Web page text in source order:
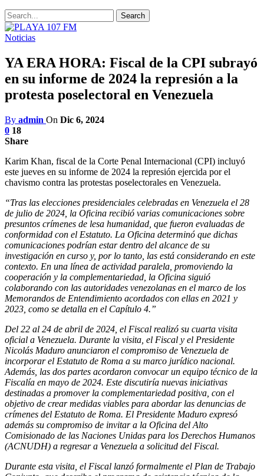
Noticias
YA ERA HORA: Fiscal de la CPI subrayó
en su informe de 2024 la represión a la
protesta poselectoral en Venezuela
By admin On Dic 6, 2024
0 18
Share
Karim Khan, fiscal de la Corte Penal Internacional (CPI) incluyó
este jueves en su informe de 2024 la represión ejercida por el
chavismo contra las protestas poselectorales en Venezuela.
“Tras las elecciones presidenciales celebradas en Venezuela el 28
de julio de 2024, la Oficina recibió varias comunicaciones sobre
presuntos crímenes de lesa humanidad, que fueron evaluadas de
conformidad con el Estatuto. La Oficina determinó que dichas
comunicaciones podrían estar dentro del alcance de su
investigación en curso y, por lo tanto, las está considerando en este
contexto. En una línea de actividad paralela, promoviendo la
cooperación y la complementariedad, la Oficina siguió
colaborando con las autoridades venezolanas en el marco de los
Memorandos de Entendimiento acordados con ellas en 2021 y
2023, como se detalla en el Capítulo 4.”
Del 22 al 24 de abril de 2024, el Fiscal realizó su cuarta visita
oficial a Venezuela. Durante la visita, el Fiscal y el Presidente
Nicolás Maduro anunciaron el compromiso de Venezuela de
incorporar el Estatuto de Roma a su marco jurídico nacional.
Además, las dos partes acordaron convocar un equipo técnico de la
Fiscalía en mayo de 2024. Este discutiría nuevas iniciativas
destinadas a promover la complementariedad positiva, con el
objetivo de crear medidas viables para abordar las denuncias de
crímenes del Estatuto de Roma. El Presidente Maduro expresó
además su compromiso de invitar a la Oficina del Alto
Comisionado de las Naciones Unidas para los Derechos Humanos
(ACNUDH) a regresar a Venezuela a solicitud del Fiscal.
Durante esta visita, el Fiscal lanzó formalmente el Plan de Trabajo